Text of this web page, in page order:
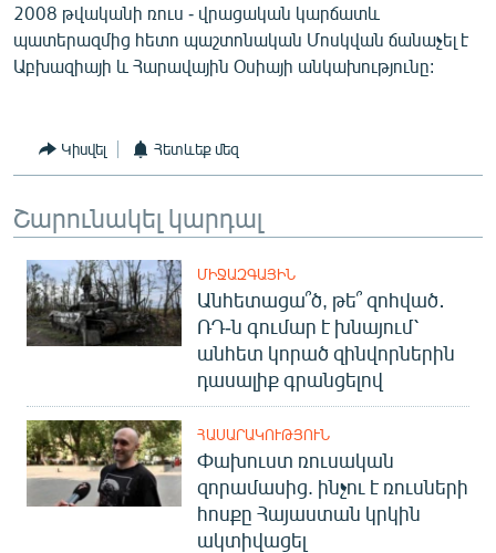
2008 թվականի ռուս - վրացական կարճատև
պատերազմից հետո պաշտոնական Մոսկվան ճանաչել է
Աբխազիայի և Հարավային Օսիայի անկախությունը:
Կիսվել Հետևեք մեզ
Շարունակել կարդալ
ՄԻՋԱԶԳԱՅԻՆ
Անհետացա՞ծ, թե՞ զոհված․
ՌԴ-ն գումար է խնայում՝
անհետ կորած զինվորներին
դասալիք գրանցելով
ՀԱՍԱՐԱԿՈՒԹՅՈՒՆ
Փախուստ ռուսական
զորամասից. ինչու է ռուսների
հոսքը Հայաստան կրկին
ակտիվացել